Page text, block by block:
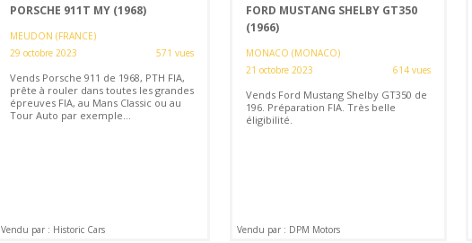
PORSCHE 911T MY (1968)
MEUDON (FRANCE)
29 octobre 2023
571 vues
Vends Porsche 911 de 1968, PTH FIA,
prête à rouler dans toutes les grandes
épreuves FIA, au Mans Classic ou au
Tour Auto par exemple...
Vendu par : Historic Cars
FORD MUSTANG SHELBY GT350
(1966)
MONACO (MONACO)
21 octobre 2023
614 vues
Vends Ford Mustang Shelby GT350 de
196. Préparation FIA. Très belle
éligibilité.
Vendu par : DPM Motors